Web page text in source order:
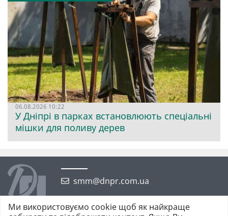
06.08.2026 10:22
У Дніпрі в парках встановлюють спеціальні
мішки для поливу дерев
smm@dnpr.com.ua
Ми використовуємо cookie щоб як найкраще